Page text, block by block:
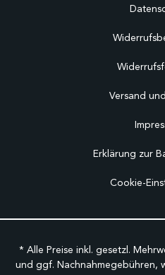
Versand
Erklärung zur
Cookie-
* Alle Preise inkl. gesetzl.
und ggf. Nachnahmegebühren,